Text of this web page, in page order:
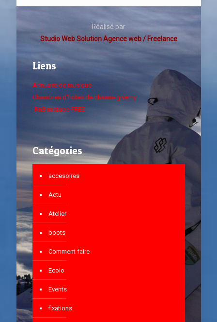
Réalisé par
Studio Web Solution Agence web / Freelance
Liens
Annuaire de musique
Chambres d'hotes de charme giverny
RnB mixtape FREE
Catégories
accesoires
Actu
Atelier
boots
Comment faire
Ecolo
Events
fixations